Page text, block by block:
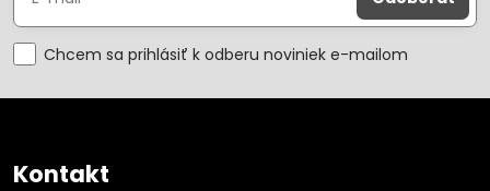
Chcem sa prihlásiť k odberu noviniek e-mailom
Kontakt